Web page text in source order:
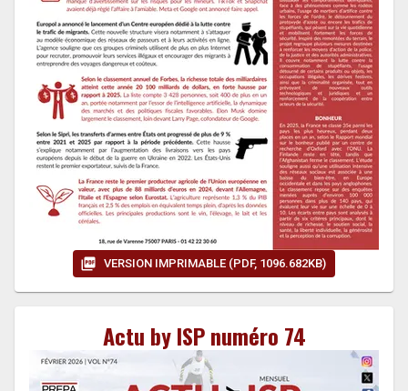
VERSION IMPRIMABLE (PDF, 1096.682KB)
Actu by ISP numéro 74